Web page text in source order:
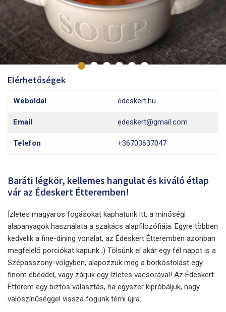
Elérhetőségek
Weboldal edeskert.hu
Email edeskert@gmail.com
Telefon +36703637047
Baráti légkör, kellemes hangulat és kiváló étlap
vár az Édeskert Étteremben!
Ízletes magyaros fogásokat kaphatunk itt, a minőségi
alapanyagok használata a szakács alapfilozófiája. Egyre többen
kedvelik a fine-dining vonalat, az Édeskert Étteremben azonban
megfelelő porciókat kapunk ;) Tölsünk el akár egy fél napot is a
Szépasszony-völgyben, alapozzuk meg a borkóstolást egy
finom ebéddel, vagy zárjuk egy ízletes vacsorával! Az Édeskert
Étterem egy biztos választás, ha egyszer kipróbáljuk, nagy
valószínűséggel vissza fogunk térni újra.